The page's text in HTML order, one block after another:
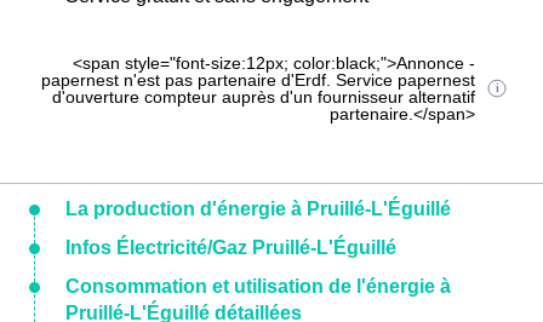
<span style="font-size:12px; color:black;">Annonce -
papernest n'est pas partenaire d'Erdf. Service papernest
d'ouverture compteur auprès d'un fournisseur alternatif
partenaire.</span>
La production d'énergie à Pruillé-L'Éguillé
Infos Électricité/Gaz Pruillé-L'Éguillé
Consommation et utilisation de l'énergie à
Pruillé-L'Éguillé détaillées